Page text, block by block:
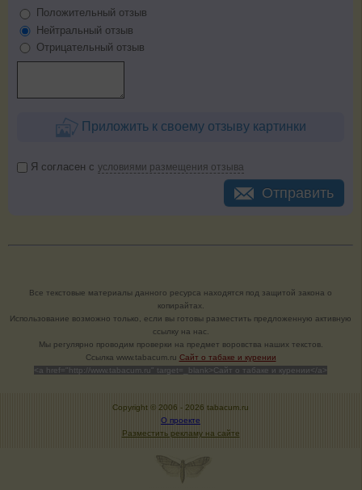
Положительный отзыв
Нейтральный отзыв
Отрицательный отзыв
Приложить к своему отзыву картинки
Я согласен с условиями размещения отзыва
Отправить
Все текстовые материалы данного ресурса находятся под защитой закона о
копирайтах.
Использование возможно только, если вы готовы разместить предложенную активную
ссылку на нас.
Мы регулярно проводим проверки на предмет воровства наших текстов.
Cсылка www.tabacum.ru Сайт о табаке и курении
<a href="http://www.tabacum.ru" target=_blank>Сайт о табаке и курении</a>
Copyright © 2006 - 2026 tabacum.ru
О проекте
Разместить рекламу на сайте